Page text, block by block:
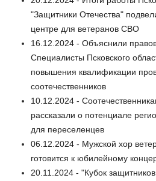
"Защитники Отечества"
центре для ветеранов СВО
16.12.2024 - Объяснили
Специалисты Псковского
повышения квалификации
соотечественников
10.12.2024 -
рассказали о потенциале
для переселенцев
06.12.2024 - Мужской хор
готовится к юбилейному
20.11.2024 - "Кубок